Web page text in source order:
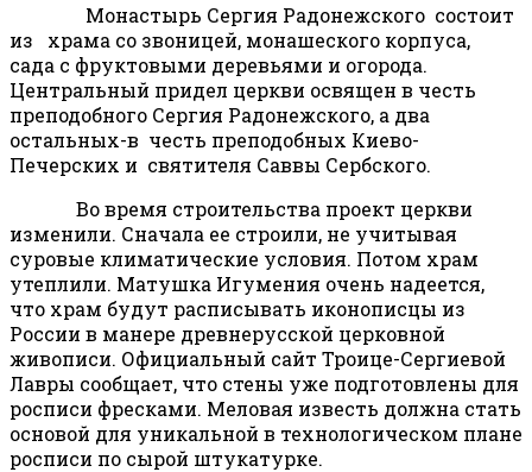
Монастырь Сергия Радонежского состоит
из храма со звоницей, монашеского корпуса,
сада с фруктовыми деревьями и огорода.
Центральный придел церкви освящен в честь
преподобного Сергия Радонежского, а два
остальных-в честь преподобных Киево-
Печерских и святителя Саввы Сербского.
Во время строительства проект церкви
изменили. Сначала ее строили, не учитывая
суровые климатические условия. Потом храм
утеплили. Матушка Игумения очень надеется,
что храм будут расписывать иконописцы из
России в манере древнерусской церковной
живописи. Официальный сайт Троице-Сергиевой
Лавры сообщает, что стены уже подготовлены для
росписи фресками. Меловая известь должна стать
основой для уникальной в технологическом плане
росписи по сырой штукатурке.